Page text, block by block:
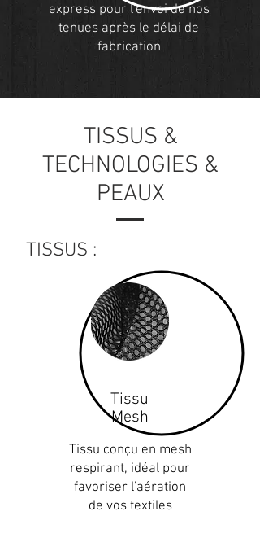
express pour l'envoi de nos
tenues après le délai de
fabrication
TISSUS &
TECHNOLOGIES &
PEAUX
TISSUS :
Tissu
Mesh
Tissu conçu en mesh
respirant, idéal pour
favoriser l'aération
de vos textiles